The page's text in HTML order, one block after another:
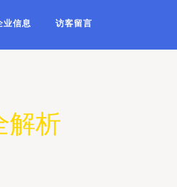
业信息 访客留言
解析